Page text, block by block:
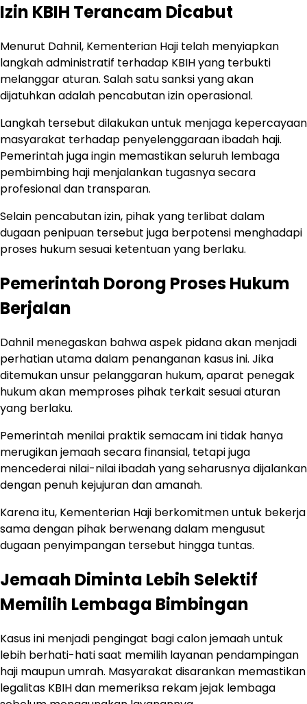
Izin KBIH Terancam Dicabut
Menurut Dahnil, Kementerian Haji telah menyiapkan
langkah administratif terhadap KBIH yang terbukti
melanggar aturan. Salah satu sanksi yang akan
dijatuhkan adalah pencabutan izin operasional.
Langkah tersebut dilakukan untuk menjaga kepercayaan
masyarakat terhadap penyelenggaraan ibadah haji.
Pemerintah juga ingin memastikan seluruh lembaga
pembimbing haji menjalankan tugasnya secara
profesional dan transparan.
Selain pencabutan izin, pihak yang terlibat dalam
dugaan penipuan tersebut juga berpotensi menghadapi
proses hukum sesuai ketentuan yang berlaku.
Pemerintah Dorong Proses Hukum
Berjalan
Dahnil menegaskan bahwa aspek pidana akan menjadi
perhatian utama dalam penanganan kasus ini. Jika
ditemukan unsur pelanggaran hukum, aparat penegak
hukum akan memproses pihak terkait sesuai aturan
yang berlaku.
Pemerintah menilai praktik semacam ini tidak hanya
merugikan jemaah secara finansial, tetapi juga
mencederai nilai-nilai ibadah yang seharusnya dijalankan
dengan penuh kejujuran dan amanah.
Karena itu, Kementerian Haji berkomitmen untuk bekerja
sama dengan pihak berwenang dalam mengusut
dugaan penyimpangan tersebut hingga tuntas.
Jemaah Diminta Lebih Selektif
Memilih Lembaga Bimbingan
Kasus ini menjadi pengingat bagi calon jemaah untuk
lebih berhati-hati saat memilih layanan pendampingan
haji maupun umrah. Masyarakat disarankan memastikan
legalitas KBIH dan memeriksa rekam jejak lembaga